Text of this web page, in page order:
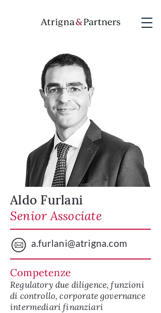
Aldo Furlani
Senior Associate
a.furlani@atrigna.com
Competenze
Regulatory due diligence, funzioni
di controllo, corporate governance
intermediari finanziari